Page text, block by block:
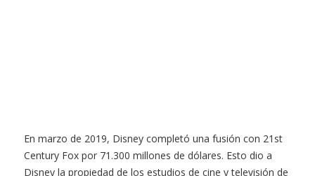
En marzo de 2019, Disney completó una fusión con 21st
Century Fox por 71.300 millones de dólares. Esto dio a
Disney la propiedad de los estudios de cine y televisión de